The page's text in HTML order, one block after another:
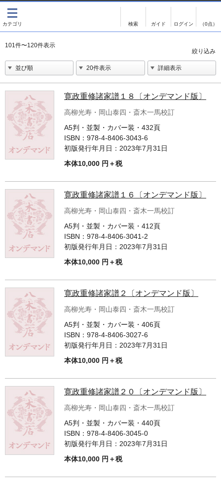
（0点）
翻刻資料
演劇資料
文学全集
近代雑誌複刻資料
単行本◆文学
単行本◆書誌
単行本◆日本語史
単行本◆美術
Ｗｅｂ版
言語学
国語学
国文学
国文学（近代）
古典芸能
古典籍
古書目録
画像がある商品のみ検索
101件〜120件表示
カテゴリー
全商品一覧
出版物
古書
寛政重修諸家譜１８〔オンデマンド版〕
高柳光寿・岡山泰四・斎木一馬校訂
A5判・並製・カバー装・432頁
ISBN： 978-4-8406-3043-6
初版発行年月日： 2023年7月31日
本体10,000 円＋税
寛政重修諸家譜１６〔オンデマンド版〕
高柳光寿・岡山泰四・斎木一馬校訂
A5判・並製・カバー装・412頁
ISBN： 978-4-8406-3041-2
初版発行年月日： 2023年7月31日
本体10,000 円＋税
寛政重修諸家譜２〔オンデマンド版〕
高柳光寿・岡山泰四・斎木一馬校訂
A5判・並製・カバー装・406頁
ISBN： 978-4-8406-3027-6
初版発行年月日： 2023年7月31日
本体10,000 円＋税
寛政重修諸家譜２０〔オンデマンド版〕
高柳光寿・岡山泰四・斎木一馬校訂
A5判・並製・カバー装・440頁
ISBN： 978-4-8406-3045-0
初版発行年月日： 2023年7月31日
本体10,000 円＋税